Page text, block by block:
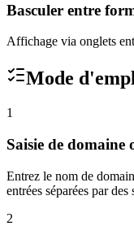
Basculer entre
Affichage via onglets
Mode
1
Saisie de domaine
Entrez le nom de
entrées séparées par des
2